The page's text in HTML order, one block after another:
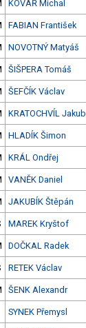
KOVÁŘ Michal
FABIAN František
NOVOTNÝ Matyáš
ŠIŠPERA Tomáš
ŠEFČÍK Václav
KRATOCHVÍL Jakub
HLADÍK Šimon
KRÁL Ondřej
VANĚK Daniel
JAKUBÍK Štěpán
MAREK Kryštof
DOČKAL Radek
RETEK Václav
ŠENK Alexandr
SYNEK Přemysl